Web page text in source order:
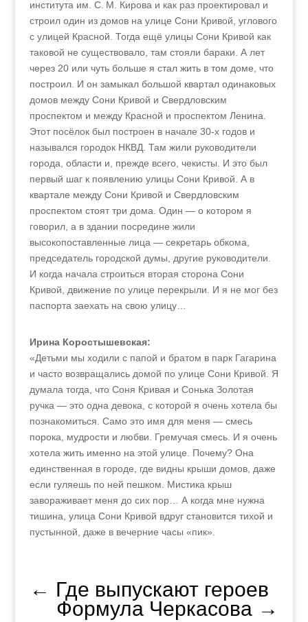
института им. С. М. Кирова и как раз проектировал и
строил один из домов на улице Сони Кривой, углового
с улицей Красной. Тогда ещё улицы Сони Кривой как
таковой не существовало, там стояли бараки. А лет
через 20 или чуть больше я стал жить в том доме, что
построил. И он замыкал большой квартал одинаковых
домов между Сони Кривой и Свердловским
проспектом и между Красной и проспектом Ленина.
Этот посёлок был построен в начале 30‑х годов и
назывался городок НКВД. Там жили руководители
города, области и, прежде всего, чекисты. И это был
первый шаг к появлению улицы Сони Кривой. А в
квартале между Сони Кривой и Свердловским
проспектом стоят три дома. Один — о котором я
говорил, а в здании посредине жили
высокопоставленные лица — секретарь обкома,
председатель городской думы, другие руководители.
И когда начала строиться вторая сторона Сони
Кривой, движение по улице перекрыли. И я не мог без
паспорта заехать на свою улицу…
Ирина Коростышевская:
«Детьми мы ходили с папой и братом в парк Гагарина
и часто возвращались домой по улице Сони Кривой. Я
думала тогда, что Соня Кривая и Сонька Золотая
ручка — это одна девока, с которой я очень хотела бы
познакомиться. Само это имя для меня — смесь
порока, мудрости и любви. Гремучая смесь. И я очень
хотела жить именно на этой улице. Почему? Она
единственная в городе, где видны крыши домов, даже
если гуляешь по ней пешком. Мистика крыш
завораживает меня до сих пор… А когда мне нужна
тишина, улица Сони Кривой вдруг становится тихой и
пустынной, даже в вечерние часы «пик».
← Где выпускают героев
Формула Черкасова →